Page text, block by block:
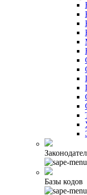
Базы кодов